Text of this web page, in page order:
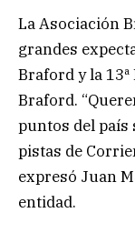
La Asociación
grandes
Braford y la
Braford.
puntos del país
pistas de
expresó Juan
entidad.